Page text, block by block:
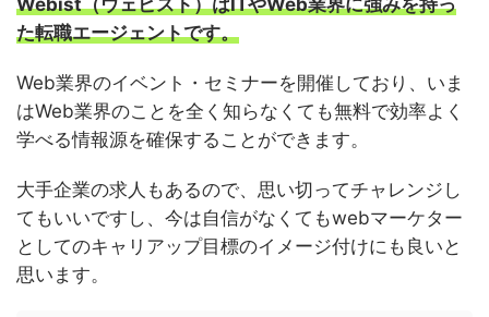
Webist（ウェビスト）はITやWeb業界に強みを持っ
た転職エージェントです。
Web業界のイベント・セミナーを開催しており、いま
はWeb業界のことを全く知らなくても無料で効率よく
学べる情報源を確保することができます。
大手企業の求人もあるので、思い切ってチャレンジし
てもいいですし、今は自信がなくてもwebマーケター
としてのキャリアップ目標のイメージ付けにも良いと
思います。